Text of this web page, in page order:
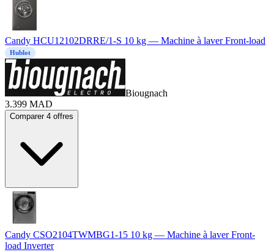
Candy HCU12102DRRE/1-S 10 kg — Machine à laver Front-load
Hublot
Biougnach
3.399 MAD
Comparer 4 offres
Candy CSO2104TWMBG1-15 10 kg — Machine à laver Front-
load Inverter